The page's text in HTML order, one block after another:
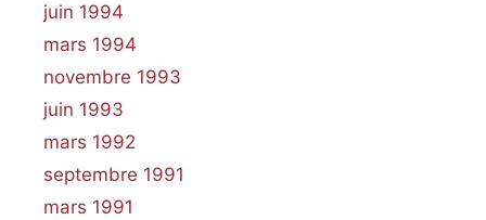
juin 1994
mars 1994
novembre 1993
juin 1993
mars 1992
septembre 1991
mars 1991